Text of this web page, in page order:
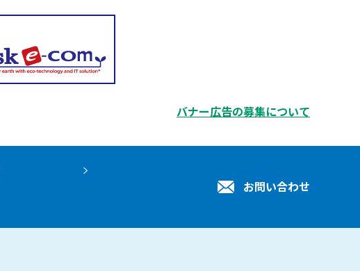
バナー広告の募集について
お問い合わせ